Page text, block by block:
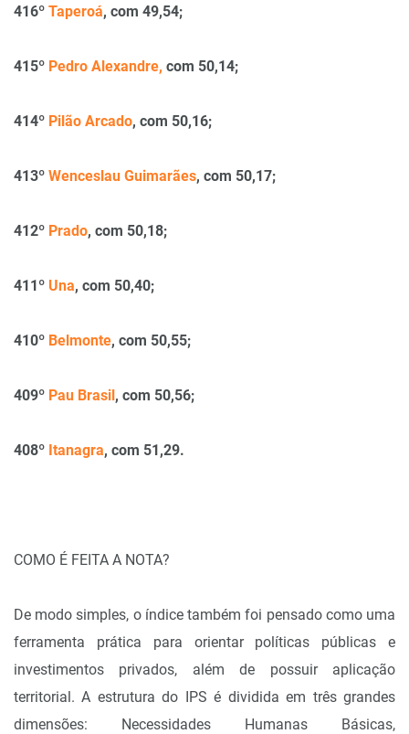
416º Taperoá, com 49,54;
415º Pedro Alexandre, com 50,14;
414º Pilão Arcado, com 50,16;
413º Wenceslau Guimarães, com 50,17;
412º Prado, com 50,18;
411º Una, com 50,40;
410º Belmonte, com 50,55;
409º Pau Brasil, com 50,56;
408º Itanagra, com 51,29.
COMO É FEITA A NOTA?
De modo simples, o índice também foi pensado como uma
ferramenta prática para orientar políticas públicas e
investimentos privados, além de possuir aplicação
territorial. A estrutura do IPS é dividida em três grandes
dimensões: Necessidades Humanas Básicas,